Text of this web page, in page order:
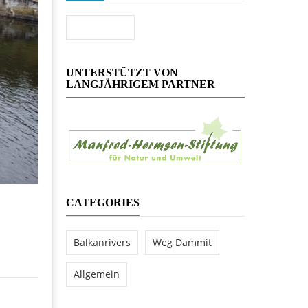
Ulog verursacht
WEG DAMMIT
Erfolg für den Kamp: Aus für
Kraftwerksneubau im Kamptal
UNTERSTÜTZT VON
LANGJÄHRIGEM PARTNER
CATEGORIES
Balkanrivers Weg Dammit
Allgemein